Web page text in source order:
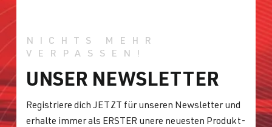
NICHTS MEHR
VERPASSEN!
UNSER NEWSLETTER
Registriere dich JETZT für unseren Newsletter und
erhalte immer als ERSTER unere neuesten Produkt-